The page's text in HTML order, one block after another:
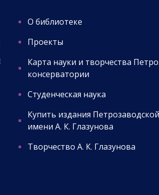
О библиотеке
Проекты
Карта науки и творчества
консерватории
Студенческая наука
Купить издания
имени А. К. Глазунова
Творчество А. К. Глазунова